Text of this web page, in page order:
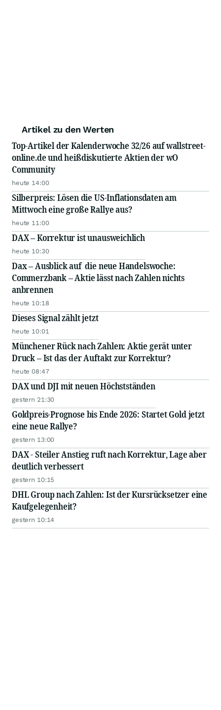
Artikel zu den Werten
Top-Artikel der Kalenderwoche 32/26 auf wallstreet-
online.de und heißdiskutierte Aktien der wO
Community
heute 14:00
Silberpreis: Lösen die US-Inflationsdaten am
Mittwoch eine große Rallye aus?
heute 11:00
DAX – Korrektur ist unausweichlich
heute 10:30
Dax – Ausblick auf die neue Handelswoche:
Commerzbank – Aktie lässt nach Zahlen nichts
anbrennen
heute 10:18
Dieses Signal zählt jetzt
heute 10:01
Münchener Rück nach Zahlen: Aktie gerät unter
Druck – Ist das der Auftakt zur Korrektur?
heute 08:47
DAX und DJI mit neuen Höchstständen
gestern 21:30
Goldpreis-Prognose bis Ende 2026: Startet Gold jetzt
eine neue Rallye?
gestern 13:00
DAX - Steiler Anstieg ruft nach Korrektur, Lage aber
deutlich verbessert
gestern 10:15
DHL Group nach Zahlen: Ist der Kursrücksetzer eine
Kaufgelegenheit?
gestern 10:14